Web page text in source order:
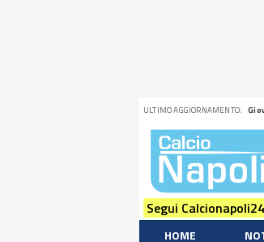
ULTIMO AGGIORNAMENTO:
Segui
HOME